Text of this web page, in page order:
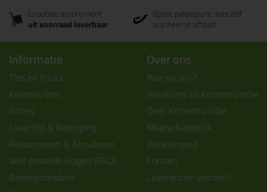
Grootste assortiment
uit voorraad leverbaar
Bpost pakjespunt: kies zelf
wanneer je afhaalt
Informatie
Tips en tricks
Keuzehulpen
Acties
Levertijd & Bezorging
Retourneren & Annuleren
Veel gestelde vragen (FAQ)
Bestelprocedure
Over ons
Wie wij zijn?
Vacatures bij kitcentrum.be
Over Kitcentrum.be
Maatschappelijk
Winkelmand
Contact
Leverancier worden?